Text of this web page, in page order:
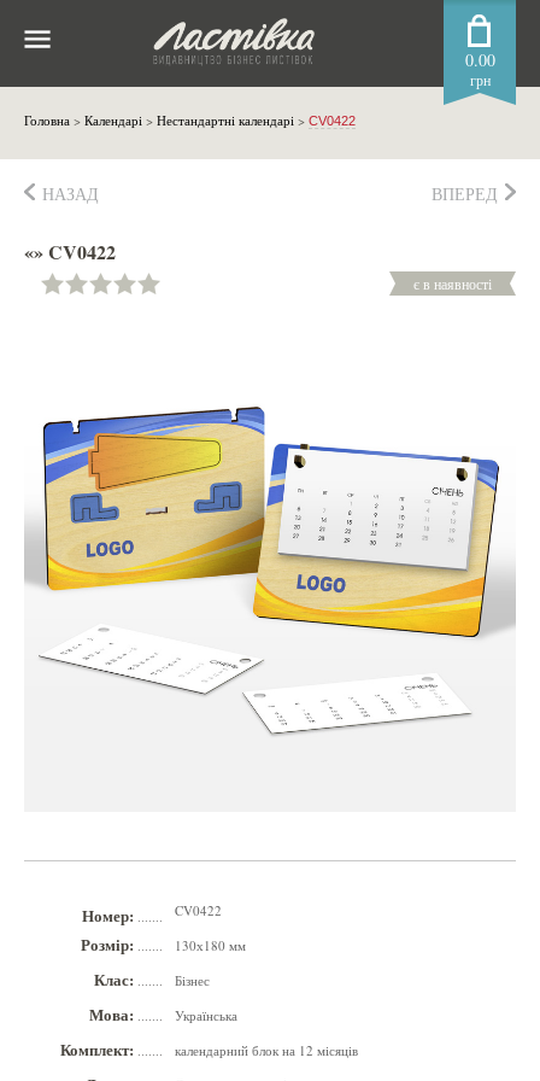
0.00
грн
Головна > Календарі > Нестандартні календарі > CV0422
НАЗАД ВПЕРЕД
«» CV0422
є в наявності
Номер: CV0422
Розмір: 130х180 мм
Клас: Бізнес
Мова: Українська
Комплект: календарний блок на 12 місяців